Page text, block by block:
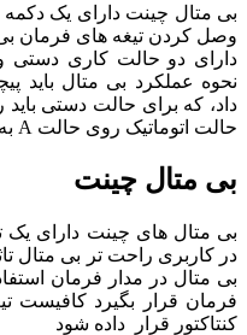
بی متال چینت دارای یک
وصل کردن تیغه های فرمان
دارای دو حالت کاری دستی و
نحوه عملکرد بی متال باید
حالت اتوماتیک روی حالت A به معنای اتوماتیک قرار داده شود.
بی متال چینت
بی متال های چینت دارای یک
در کاربری راحت تر بی متال
بی متال در مدار فرمان
کنتاکتور قرار داده شود